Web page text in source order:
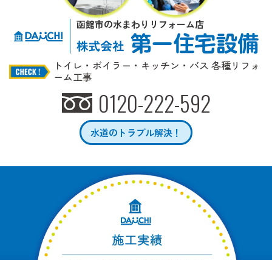
函館市の水まわりリフォーム店
トイレ・ボイラー・キッチン・バス 各種リフォ
ーム工事
0120-222-592
水道のトラブル解決！